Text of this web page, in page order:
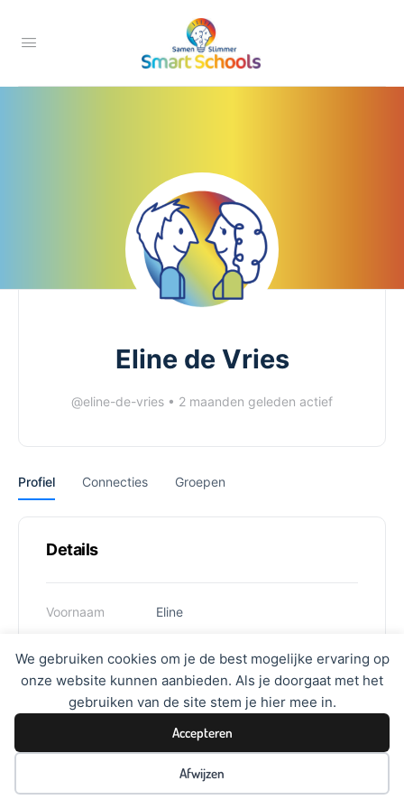
We gebruiken cookies om je de best mogelijke ervaring op
onze website kunnen aanbieden. Als je doorgaat met het
gebruiken van de site stem je hier mee in.
Accepteren
Afwijzen
Eline de Vries
@eline-de-vries • 2 maanden geleden actief
Profiel Connecties Groepen
Details
Voornaam Eline
Achternaam de Vries
Gebruikersnaam eline-de-vries